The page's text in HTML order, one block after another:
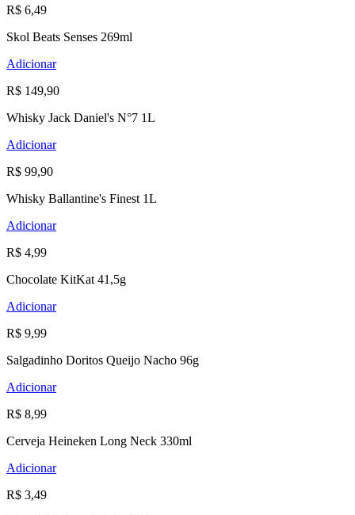
R$ 6,49
Skol Beats Senses 269ml
Adicionar
R$ 149,90
Whisky Jack Daniel's N°7 1L
Adicionar
R$ 99,90
Whisky Ballantine's Finest 1L
Adicionar
R$ 4,99
Chocolate KitKat 41,5g
Adicionar
R$ 9,99
Salgadinho Doritos Queijo Nacho 96g
Adicionar
R$ 8,99
Cerveja Heineken Long Neck 330ml
Adicionar
R$ 3,49